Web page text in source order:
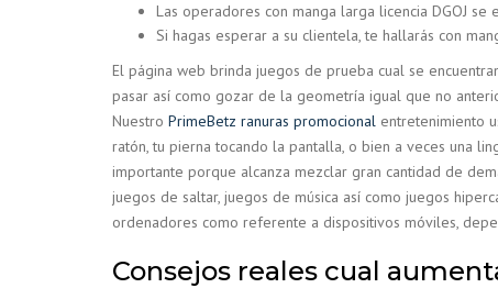
Las operadores con manga larga licencia DGOJ
Si hagas esperar a su clientela, te hallarás con
El página web brinda juegos de prueba cual se
pasar así­ como gozar de la geometría igual que no
Nuestro PrimeBetz ranuras promocional entretenimiento
ratón, tu pierna tocando la pantalla, o bien a veces una
importante porque alcanza mezclar gran cantidad de
juegos de saltar, juegos de música así­ como juegos
ordenadores como referente a dispositivos móviles,
Consejos reales cual